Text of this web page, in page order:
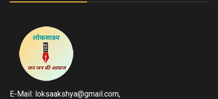
E-Mail: loksaakshya@gmail.com,